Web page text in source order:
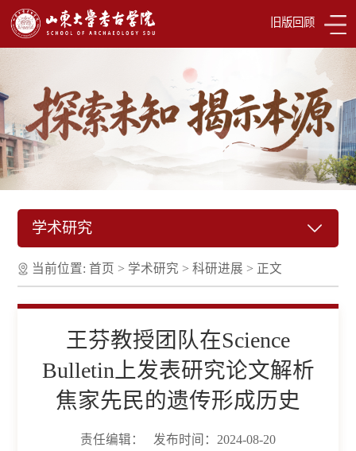
旧版回顾
学术研究
当前位置:首页 > 学术研究 >科研进展 > 正文
王芬教授团队在Science
Bulletin上发表研究论文解析
焦家先民的遗传形成历史
责任编辑：
发布时间：2024-08-20